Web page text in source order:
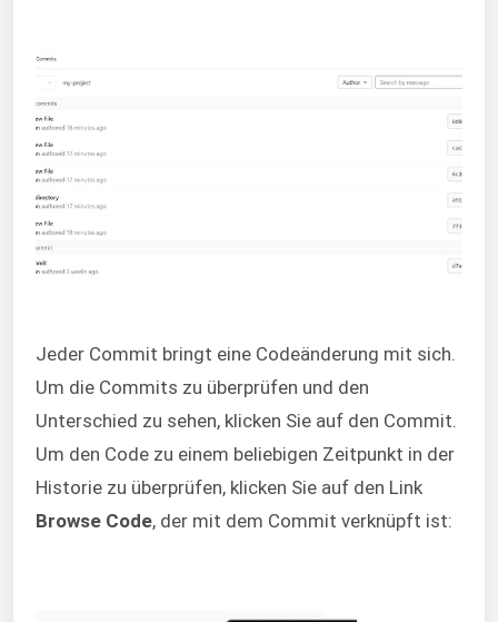
Jeder Commit bringt eine Codeänderung mit sich.
Um die Commits zu überprüfen und den
Unterschied zu sehen, klicken Sie auf den Commit.
Um den Code zu einem beliebigen Zeitpunkt in der
Historie zu überprüfen, klicken Sie auf den Link
Browse Code, der mit dem Commit verknüpft ist: